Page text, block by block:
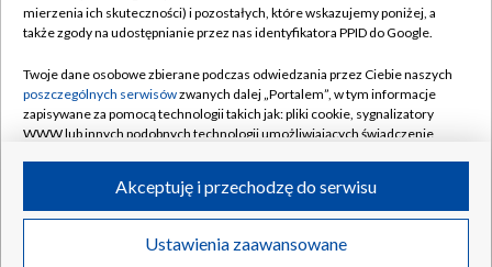
Naziemna Telewizja Cyfrowa
Rada Programowa
System NOS
Informacje o nadawcy
Program dla prasy
Pomoc
Kontakt
Kanały
©2026 Telewizja Polska S.A. w likwidacji
mierzenia ich skuteczności) i pozostałych, które wskazujemy poniżej, a
także zgody na udostępnianie przez nas identyfikatora PPID do Google.
Twoje dane osobowe zbierane podczas odwiedzania przez Ciebie naszych
poszczególnych serwisówzwanych dalej „Portalem”, w tym informacje
zapisywane za pomocą technologii takich jak: pliki cookie, sygnalizatory
WWW lub innych podobnych technologii umożliwiających świadczenie
ruchu w Internecie.
Twoje dane osobowe zbierane podczas odwiedzania przez Ciebie
poszczególnych serwisówna Portalu, takie jak adresy IP, identyfikatory
Ustawienia zaawansowane
Akceptuję i przechodzę do serwisu